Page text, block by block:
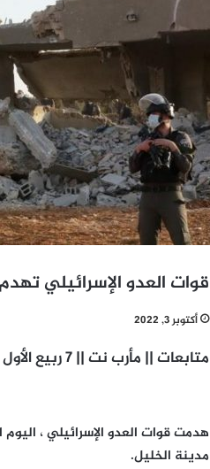
قوات العدو الإسرائيلي
أكتوبر 3, 2022
متابعات || مأرب نت || 7 ربيع الأول 1444_ه‍
مدينة الخليل.